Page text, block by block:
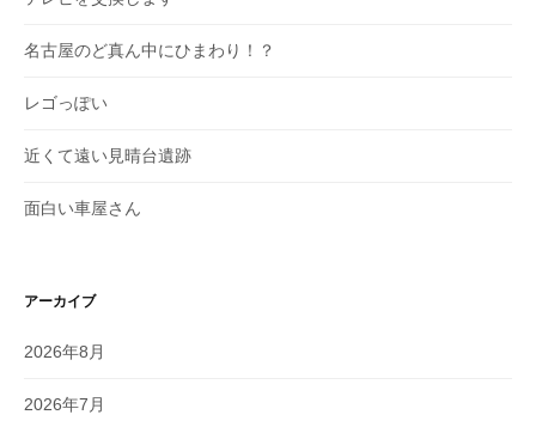
名古屋のど真ん中にひまわり！？
レゴっぽい
近くて遠い見晴台遺跡
面白い車屋さん
アーカイブ
2026年8月
2026年7月